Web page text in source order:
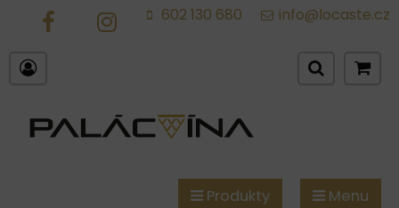
IG
602 130 680 info@locaste.cz
Produkty Menu